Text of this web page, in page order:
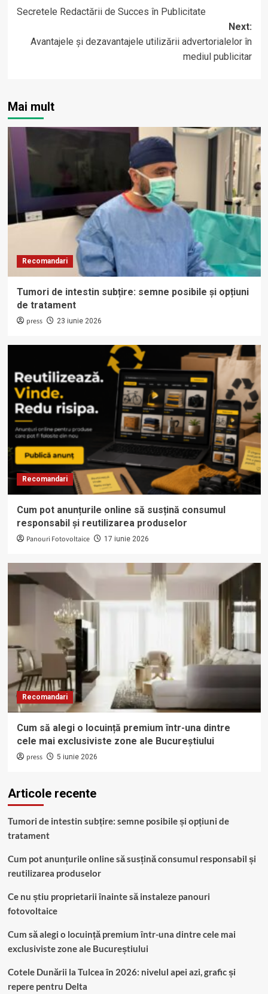
navigation
Secretele Redactării de Succes în Publicitate
Next:
Avantajele și dezavantajele utilizării advertorialelor în
mediul publicitar
Mai mult
Recomandari
Tumori de intestin subțire: semne posibile și opțiuni
de tratament
press 23 iunie 2026
Recomandari
Cum pot anunțurile online să susțină consumul
responsabil și reutilizarea produselor
Panouri Fotovoltaice 17 iunie 2026
Recomandari
Cum să alegi o locuință premium într-una dintre
cele mai exclusiviste zone ale Bucureștiului
press 5 iunie 2026
Articole recente
Tumori de intestin subțire: semne posibile și opțiuni de
tratament
Cum pot anunțurile online să susțină consumul responsabil și
reutilizarea produselor
Ce nu știu proprietarii înainte să instaleze panouri
fotovoltaice
Cum să alegi o locuință premium într-una dintre cele mai
exclusiviste zone ale Bucureștiului
Cotele Dunării la Tulcea în 2026: nivelul apei azi, grafic și
repere pentru Delta